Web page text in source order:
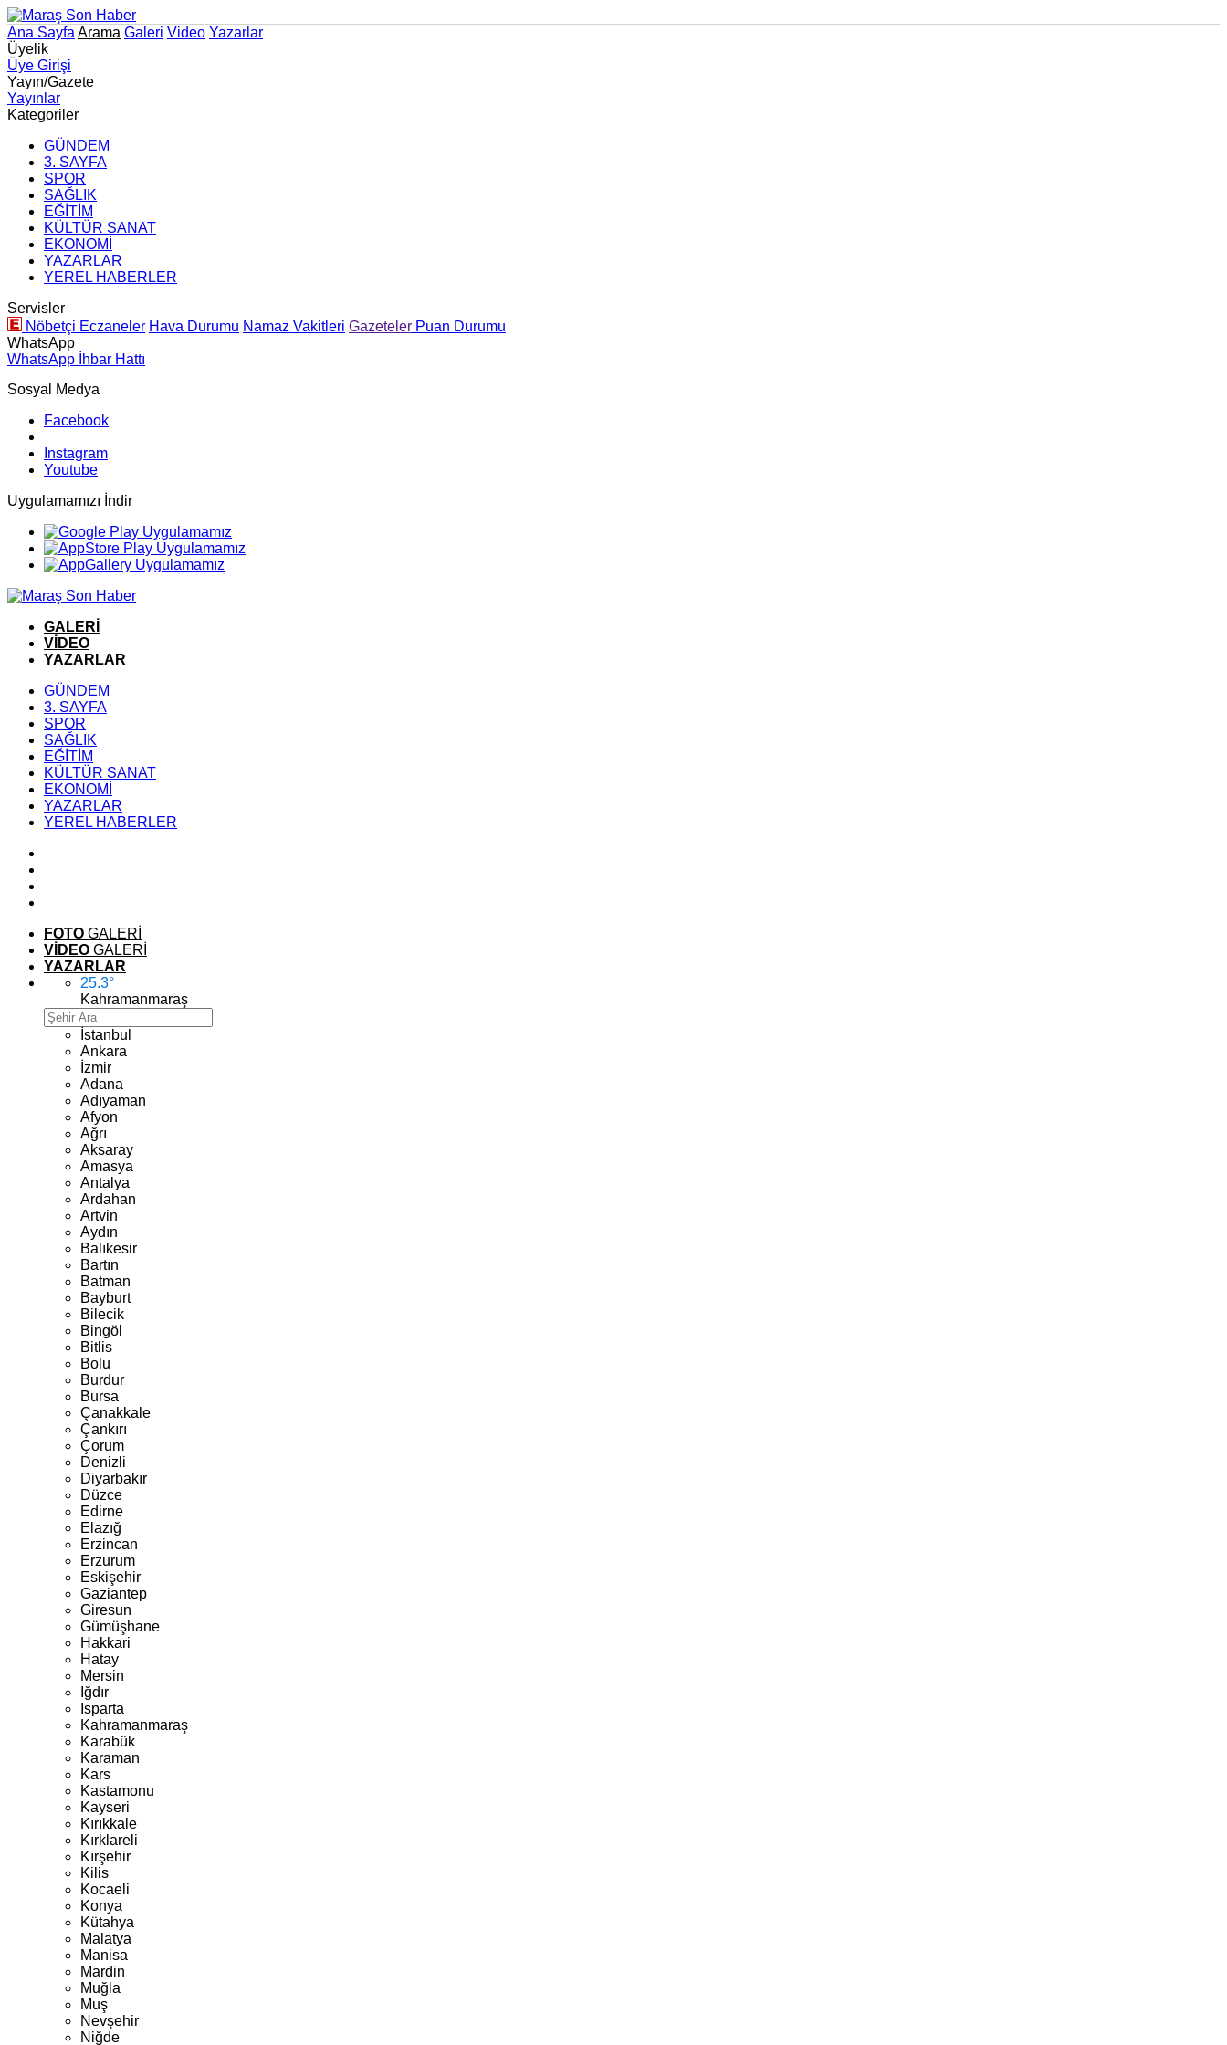
Ana Sayfa Arama Galeri Video Yazarlar
Üyelik
Üye Girişi
Yayın/Gazete
Yayınlar
Kategoriler
GÜNDEM
3. SAYFA
SPOR
SAĞLIK
EĞİTİM
KÜLTÜR SANAT
EKONOMİ
YAZARLAR
YEREL HABERLER
Servisler
Nöbetçi Eczaneler Hava Durumu Namaz Vakitleri Gazeteler Puan Durumu
WhatsApp
WhatsApp İhbar Hattı
Sosyal Medya
Facebook
Instagram
Youtube
Uygulamamızı İndir
GALERİ
VİDEO
YAZARLAR
GÜNDEM
3. SAYFA
SPOR
SAĞLIK
EĞİTİM
KÜLTÜR SANAT
EKONOMİ
YAZARLAR
YEREL HABERLER
FOTO GALERİ
VİDEO GALERİ
YAZARLAR
25.3°
Kahramanmaraş
İstanbul
Ankara
İzmir
Adana
Adıyaman
Afyon
Ağrı
Aksaray
Amasya
Antalya
Ardahan
Artvin
Aydın
Balıkesir
Bartın
Batman
Bayburt
Bilecik
Bingöl
Bitlis
Bolu
Burdur
Bursa
Çanakkale
Çankırı
Çorum
Denizli
Diyarbakır
Düzce
Edirne
Elazığ
Erzincan
Erzurum
Eskişehir
Gaziantep
Giresun
Gümüşhane
Hakkari
Hatay
Mersin
Iğdır
Isparta
Kahramanmaraş
Karabük
Karaman
Kars
Kastamonu
Kayseri
Kırıkkale
Kırklareli
Kırşehir
Kilis
Kocaeli
Konya
Kütahya
Malatya
Manisa
Mardin
Muğla
Muş
Nevşehir
Niğde